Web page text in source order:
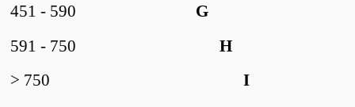
G
451 - 590
H
591 - 750
I
> 750